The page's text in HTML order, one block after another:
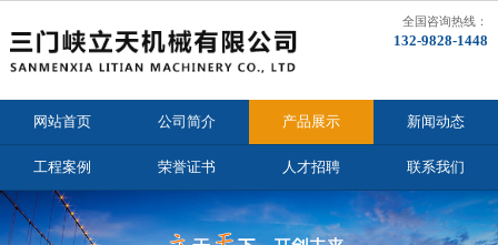
全国咨询热线：
132-9828-1448
网站首页 公司简介 产品展示 新闻动态
工程案例 荣誉证书 人才招聘 联系我们